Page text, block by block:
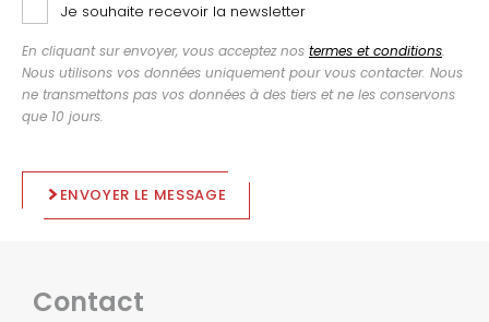
Je souhaite recevoir la newsletter
En cliquant sur envoyer, vous acceptez nos termes et conditions.
Nous utilisons vos données uniquement pour vous contacter. Nous
ne transmettons pas vos données à des tiers et ne les conservons
que 10 jours.
ENVOYER LE MESSAGE
Contact